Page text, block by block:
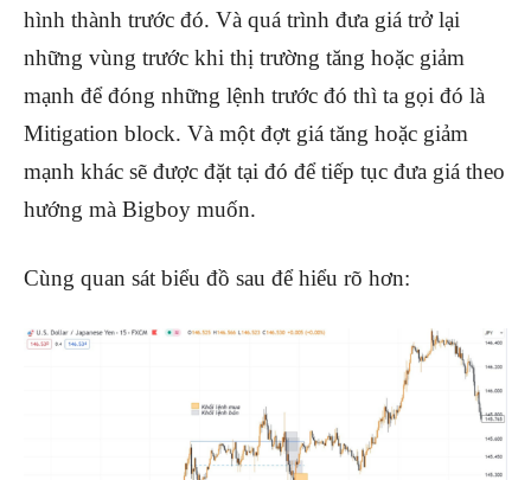
hình thành trước đó. Và quá trình đưa giá trở lại
những vùng trước khi thị trường tăng hoặc giảm
mạnh để đóng những lệnh trước đó thì ta gọi đó là
Mitigation block. Và một đợt giá tăng hoặc giảm
mạnh khác sẽ được đặt tại đó để tiếp tục đưa giá theo
hướng mà Bigboy muốn.
Cùng quan sát biểu đồ sau để hiểu rõ hơn: